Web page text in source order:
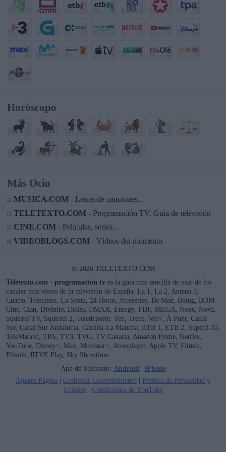
Horóscopo
Más Ocio
:: MUSICA.COM- Letras de canciones...
:: TELETEXTO.COM- Programación TV. Guía de televisión
:: CINE.COM- Películas, series...
:: VIDEOBLOGS.COM- Vídeos del momento
© 2026 TELETEXTO.COM
Teletexto.com - programacion tv es la guía más sencilla de usar de los
canales más vistos de la televisión de España: La 1, La 2, Antena 3,
Cuatro, Telecinco, La Sexta, 24 Horas, Atreseries, Be Mad, Boing, BOM
Cine, Clan, Divinity, DKiss, DMAX, Energy, FDF, MEGA, Neox, Nova,
Squirrel TV, Squirrel 2, Teledeporte, Ten, Trece, Veo7, À Punt, Canal
Sur, Canal Sur Andalucía, Castilla-La Mancha, ETB 1, ETB 2, Super3-33,
TeleMadrid, TPA, TV3, TVG, TV Canaria, Amazon Prime, Netflix,
YouTube, Disney+, Max, Movistar+, Atresplayer, Apple TV, Filmin,
Flixole, RTVE Play, Sky Showtime.
App de Teletexto: Android | iPhone
Ajustes Página | Gestionar Consentimiento | Política de Privacidad y
Cookies | Condiciones de YouTube